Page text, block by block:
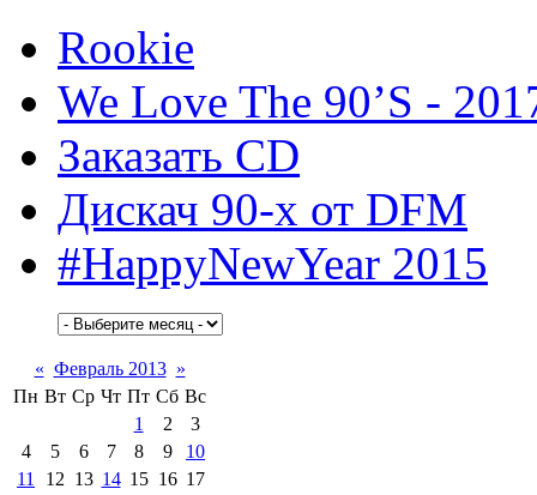
Rookie
We Love The 90’S -
Заказать CD
Дискач 90-х от DFM
#HappyNewYear 2015
« Февраль 2013 »
Пн Вт Ср Чт Пт Сб Вс
1
2
3
4
5 6 7 8 9
10
11
12 13 14 15 16 17